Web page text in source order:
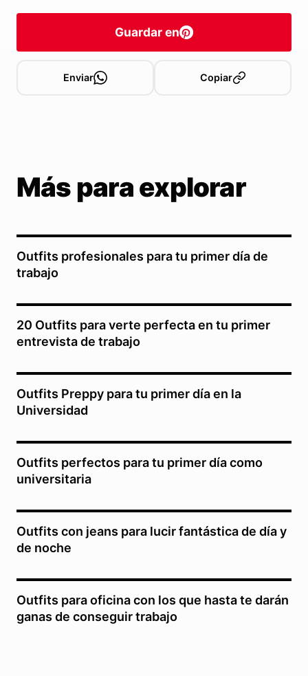
Guardar en
Enviar Copiar
Más para explorar
Outfits profesionales para tu primer día de
trabajo
20 Outfits para verte perfecta en tu primer
entrevista de trabajo
Outfits Preppy para tu primer día en la
Universidad
Outfits perfectos para tu primer día como
universitaria
Outfits con jeans para lucir fantástica de día y
de noche
Outfits para oficina con los que hasta te darán
ganas de conseguir trabajo